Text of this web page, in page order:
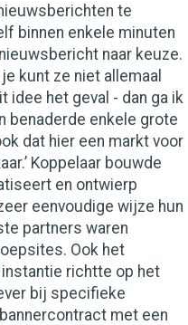
te
binnen enkele minuten
naar keuze.
kunt ze niet allemaal
idee het geval - dan ga ik
benaderde enkele grote
dat hier een markt voor
Koppelaar bouwde
en ontwierp
eenvoudige wijze hun
partners waren
Ook het
richtte op het
bij specifieke
met een